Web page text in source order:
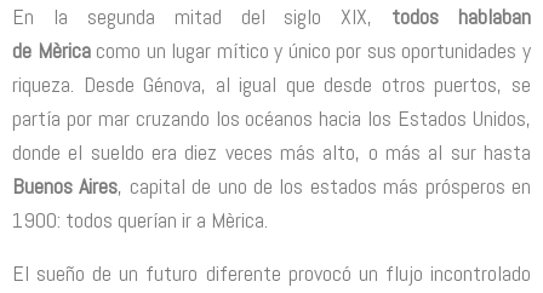
En la segunda mitad del siglo XIX, todos hablaban
de Mèricacomo un lugar mítico y único por sus oportunidades y
riqueza. Desde Génova, al igual que desde otros puertos, se
partía por mar cruzando los océanos hacia los Estados Unidos,
donde el sueldo era diez veces más alto, o más al sur hasta
Buenos Aires, capital de uno de los estados más prósperos en
1900: todos querían ir a Mèrica.
El sueño de un futuro diferente provocó un flujo incontrolado